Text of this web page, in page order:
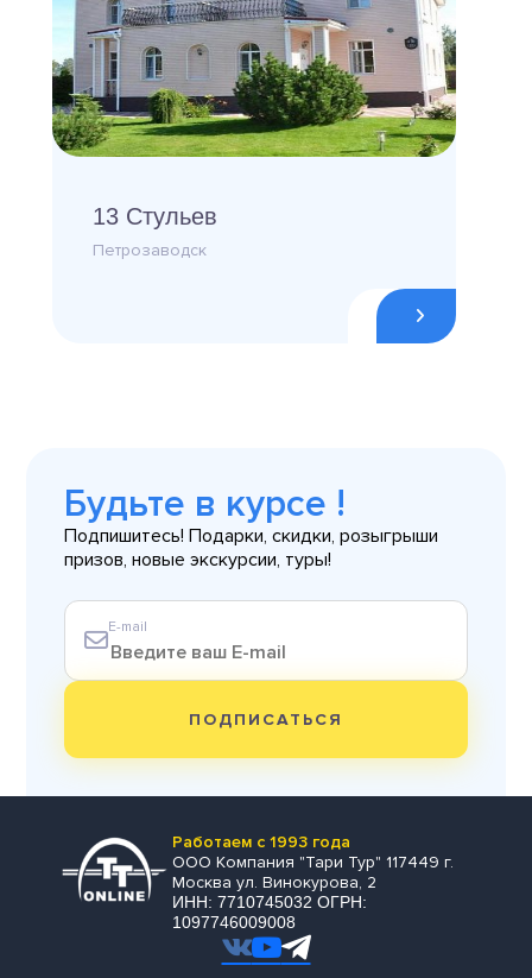
13 Стульев
Петрозаводск
Будьте в курсе !
Подпишитесь! Подарки, скидки, розыгрыши
призов, новые экскурсии, туры!
E-mail
ПОДПИСАТЬСЯ
Работаем с 1993 года
ООО Компания "Тари Тур" 117449 г.
Москва ул. Винокурова, 2
ИНН: 7710745032 ОГРН:
1097746009008